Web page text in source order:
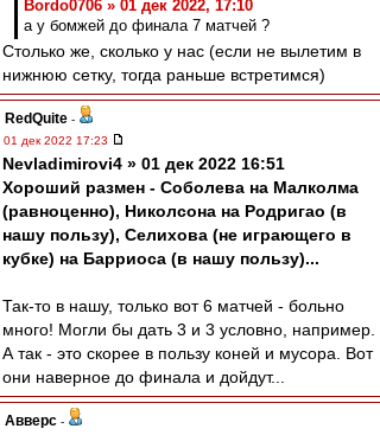
Bordo0706 » 01 дек 2022, 17:10
а у бомжей до финала 7 матчей ?
Столько же, сколько у нас (если не вылетим в
нижнюю сетку, тогда раньше встретимся)
RedQuite -
01 дек 2022 17:23
Nevladimirovi4 » 01 дек 2022 16:51
Хороший размен - Соболева на Малколма
(равноценно), Николсона на Родригао (в
нашу пользу), Селихова (не играющего в
кубке) на Барриоса (в нашу пользу)...
Так-то в нашу, только вот 6 матчей - больно
много! Могли бы дать 3 и 3 условно, например.
А так - это скорее в пользу коней и мусора. Вот
они наверное до финала и дойдут...
Авверс -